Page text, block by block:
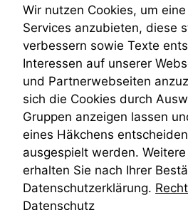
Teilungsklage
Venezuela
VRK
Wiederherstellungsanordnung
Zivilprozessordnung
ZPO
Zustellfiktion
Zuständigkeit
Öffentliches Personalrecht
Öffentlichkeitsprinzip
Wir nutzen Cookies, um
Services anzubieten, diese
verbessern sowie Texte
Interessen auf unserer
und Partnerwebseiten
sich die Cookies durch
Gruppen anzeigen lassen
eines Häkchens
ausgespielt werden.
erhalten Sie nach Ihrer
Datenschutzerklärung.
Datenschutz